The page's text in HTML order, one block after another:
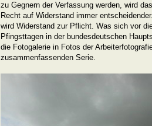
zu Gegnern der Verfassung werden, wird
Recht auf Widerstand immer
wird Widerstand zur Pflicht. Was sich vor
Pfingsttagen in der bundesdeutschen
die Fotogalerie in Fotos der
zusammenfassenden Serie.